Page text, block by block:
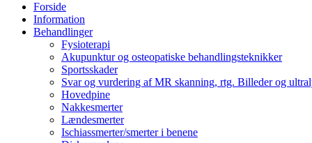
Forside
Information
Behandlinger
Fysioterapi
Akupunktur og osteopatiske behandlingsteknikker
Sportsskader
Svar og vurdering af MR skanning, rtg. Billeder og
Hovedpine
Nakkesmerter
Lændesmerter
Ischiassmerter/smerter i benene